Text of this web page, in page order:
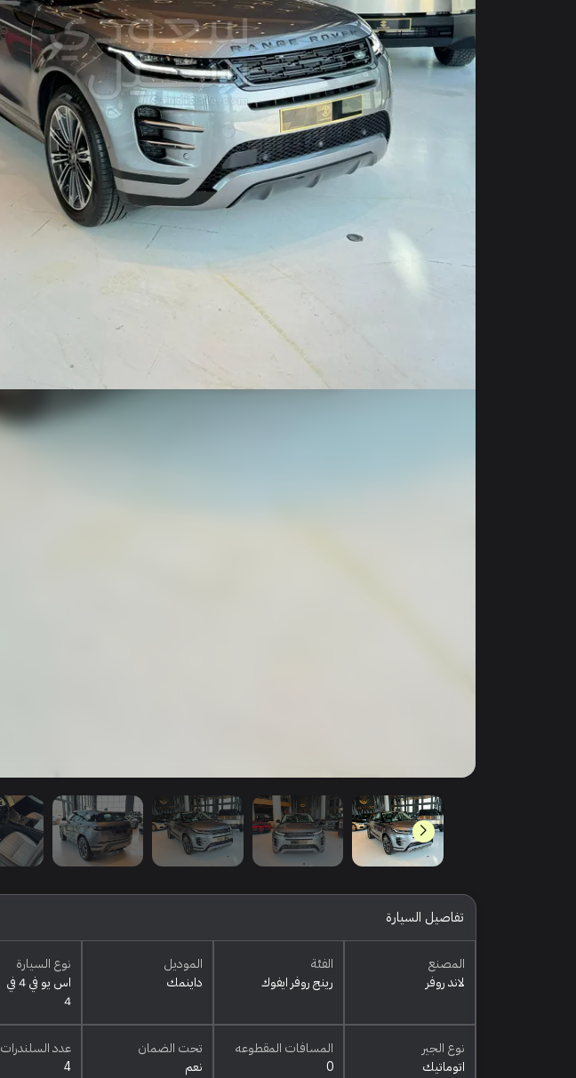
تفاصيل السيارة
المصنع
لاند روفر
الفئة
رينج روفر ايفوك
الموديل
داينمك
نوع السيارة
اس يو في 4 في
4
نوع الجير
اتوماتيك
المسافات المقطوعه
0
تحت الضمان
نعم
عدد السلندرات
4